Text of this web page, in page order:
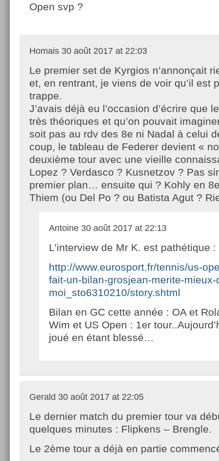
Open svp ?
Homais 30 août 2017 at 22:03
Le premier set de Kyrgios n’annonçait
et, en rentrant, je viens de voir qu’il est
trappe.
J’avais déjà eu l’occasion d’écrire que
très théoriques et qu’on pouvait
soit pas au rdv des 8e ni Nadal à celui
coup, le tableau de Federer devient «
deuxième tour avec une vieille
Lopez ? Verdasco ? Kusnetzov ? Pas
premier plan… ensuite qui ? Kohly en
Thiem (ou Del Po ? ou Batista Agut ?
Antoine 30 août 2017 at 22:13
L’interview de Mr K. est pathétique :
http://www.eurosport.fr/tennis/us-
fait-un-bilan-grosjean-merite-mieux-
moi_sto6310210/story.shtml
Bilan en GC cette année : OA et
Wim et US Open : 1er
joué en étant blessé…
Gerald 30 août 2017 at 22:05
Le dernier match du premier tour va
quelques minutes : Flipkens – Brengle.
Le 2ème tour a déjà en partie